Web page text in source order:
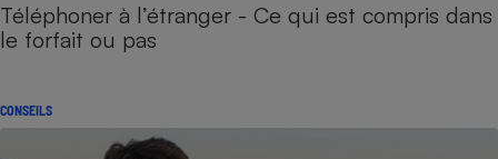
Téléphoner à l’étranger - Ce qui est compris dans
le forfait ou pas
CONSEILS